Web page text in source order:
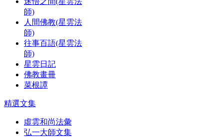
師)
人間佛教(星雲法
師)
往事百語(星雲法
師)
星雲日記
佛教畫冊
菜根譚
精選文集
虛雲和尚法彙
弘一大師文集